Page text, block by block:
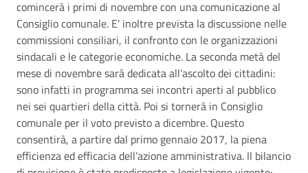
comincerà i primi di novembre con una comunicazione al
Consiglio comunale. E' inoltre prevista la discussione nelle
commissioni consiliari, il confronto con le organizzazioni
sindacali e le categorie economiche. La seconda metà del
mese di novembre sarà dedicata all’ascolto dei cittadini:
sono infatti in programma sei incontri aperti al pubblico
nei sei quartieri della città. Poi si tornerà in Consiglio
comunale per il voto previsto a dicembre. Questo
consentirà, a partire dal primo gennaio 2017, la piena
efficienza ed efficacia dell’azione amministrativa. Il bilancio